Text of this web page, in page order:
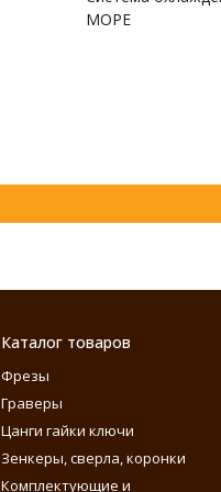
МОРЕ
Каталог товаров
Фрезы
Граверы
Цанги гайки ключи
Зенкеры, сверла, коронки
Комплектующие и